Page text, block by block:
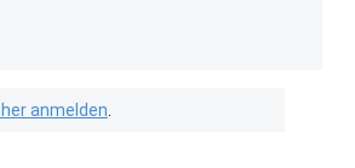
anmelden